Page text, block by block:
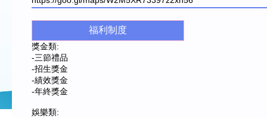
福利制度
獎金類:
-三節禮品
-招生獎金
-績效獎金
-年終獎金
娛樂類: